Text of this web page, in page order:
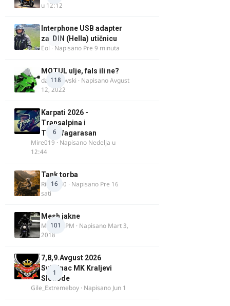
u 12:12
0
Interphone USB adapter
za DIN (Hella) utičnicu
Eol · Napisano Pre 9 minuta
118
MOTUL ulje, fals ili ne?
dalipopovski · NapisanoAvgust
12, 2022
6
Karpati 2026 -
Transalpina i
Transfagarasan
Mire019 · Napisano Nedelja u
12:44
16
Tank torba
Rider000 · Napisano Pre 16
sati
101
Mesh jakne
MostarRPM · Napisano Mart 3,
2018
1
7,8,9.Avgust 2026
Svilajnac MK Kraljevi
Slobode
Gile_Extremeboy · Napisano Jun 1